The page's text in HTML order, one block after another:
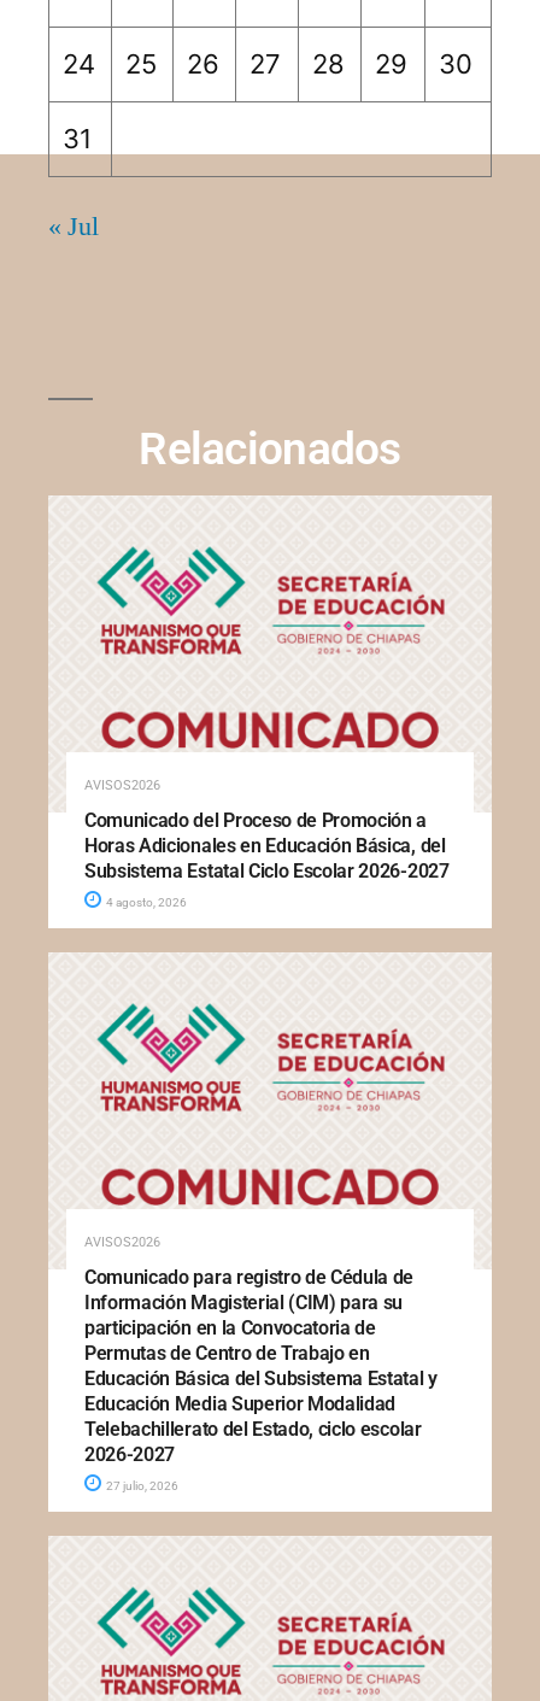
24 25 26 27 28 29 30
31
« Jul
Relacionados
AVISOS2026
Comunicado del Proceso de Promoción a
Horas Adicionales en Educación Básica, del
Subsistema Estatal Ciclo Escolar 2026-2027
4 agosto, 2026
AVISOS2026
Comunicado para registro de Cédula de
Información Magisterial (CIM) para su
participación en la Convocatoria de
Permutas de Centro de Trabajo en
Educación Básica del Subsistema Estatal y
Educación Media Superior Modalidad
Telebachillerato del Estado, ciclo escolar
2026-2027
27 julio, 2026